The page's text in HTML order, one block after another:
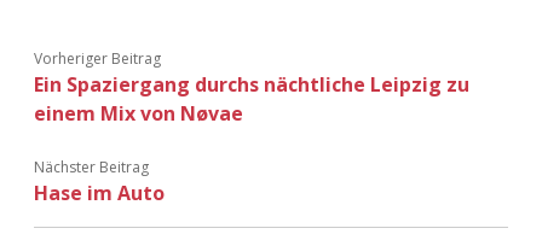
Adventskalender 2023
Vorheriger Beitrag
Ein Spaziergang durchs nächtliche Leipzig zu
einem Mix von Nøvae
Nächster Beitrag
Hase im Auto